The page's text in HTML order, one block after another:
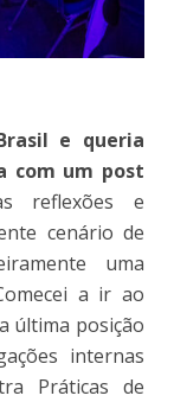
e queria
com um post
reflexões e
cenário de
uma
a ir ao
última posição
internas
Práticas de